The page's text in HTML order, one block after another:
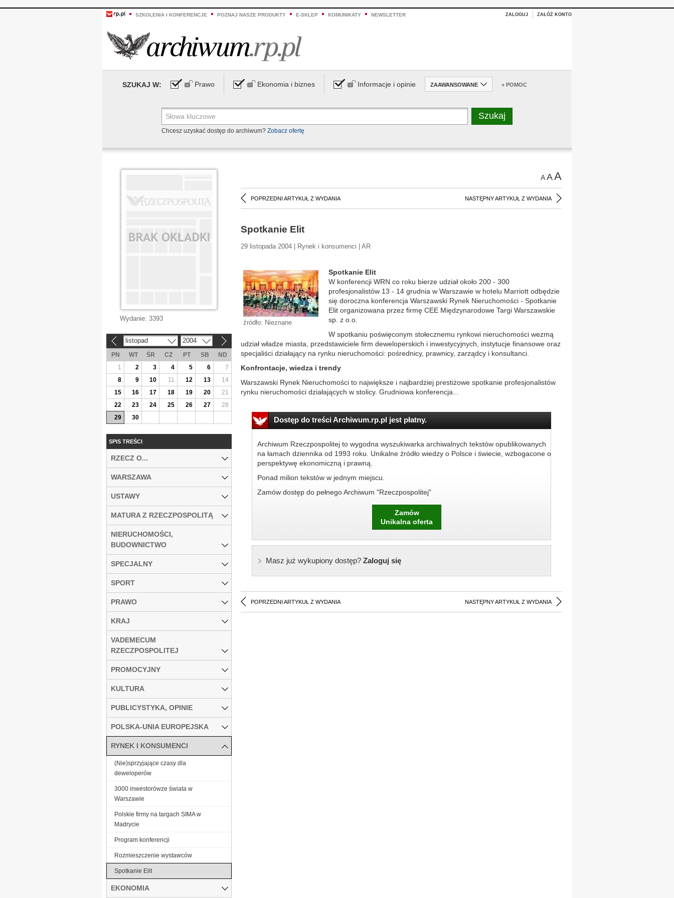
SZKOLENIA I KONFERENCJE POZNAJ NASZE PRODUKTY E-SKLEP KOMUNIKATY NEWSLETTER ZALOGUJ ZAŁÓŻ KONTO
SZUKAJ W: Prawo Ekonomia i biznes Informacje i opinie ZAAWANSOWANE + POMOC
Chcesz uzyskać dostęp do archiwum? Zobacz ofertę
AAA
POPRZEDNI ARTYKUŁ Z WYDANIA NASTĘPNY ARTYKUŁ Z WYDANIA
Spotkanie Elit
29 listopada 2004 | Rynek i konsumenci | AR
źródło: Nieznane
Spotkanie Elit
W konferencji WRN co roku bierze udział około 200 - 300
profesjonalistów 13 - 14 grudnia w Warszawie w hotelu Marriott odbędzie
się doroczna konferencja Warszawski Rynek Nieruchomości - Spotkanie
Elit organizowana przez firmę CEE Międzynarodowe Targi Warszawskie
sp. z o.o.
W spotkaniu poświęconym stołecznemu rynkowi nieruchomości wezmą
udział władze miasta, przedstawiciele firm deweloperskich i inwestycyjnych, instytucje finansowe oraz
specjaliści działający na rynku nieruchomości: pośrednicy, prawnicy, zarządcy i konsultanci.
Konfrontacje, wiedza i trendy
Warszawski Rynek Nieruchomości to największe i najbardziej prestiżowe spotkanie profesjonalistów
rynku nieruchomości działających w stolicy. Grudniowa konferencja...
Dostęp do treści Archiwum.rp.pl jest płatny.
Archiwum Rzeczpospolitej to wygodna wyszukiwarka archiwalnych tekstów opublikowanych
na łamach dziennika od 1993 roku. Unikalne źródło wiedzy o Polsce i świecie, wzbogacone o
perspektywę ekonomiczną i prawną.
Ponad milion tekstów w jednym miejscu.
Zamów dostęp do pełnego Archiwum "Rzeczpospolitej"
Zamów
Unikalna oferta
Masz już wykupiony dostęp?Zaloguj się
POPRZEDNI ARTYKUŁ Z WYDANIA NASTĘPNY ARTYKUŁ Z WYDANIA
Wydanie: 3393
listopad 2004
PN WT ŚR CZ PT SB
ND
1
2 3 4 5 6
7
8
9 10 11 12 13
14
15
16 17 18 19 20
21
22
23 24 25 26 27
28
29
30
SPIS TREŚCI
RZECZ O...
WARSZAWA
USTAWY
MATURA Z RZECZPOSPOLITĄ
NIERUCHOMOŚCI,
BUDOWNICTWO
SPECJALNY
SPORT
PRAWO
KRAJ
VADEMECUM
RZECZPOSPOLITEJ
PROMOCYJNY
KULTURA
PUBLICYSTYKA, OPINIE
POLSKA-UNIA EUROPEJSKA
RYNEK I KONSUMENCI
(Nie)sprzyjające czasy dla
deweloperów
3000 inwestorówze świata w
Warszawie
Polskie firmy na targach SIMA w
Madrycie
Program konferencji
Rozmieszczenie wystawców
Spotkanie Elit
EKONOMIA